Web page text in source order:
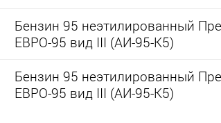
Бензин 95 неэтилированный
ЕВРО-95 вид III (АИ-95-К5)
Бензин 95 неэтилированный
ЕВРО-95 вид III (АИ-95-К5)